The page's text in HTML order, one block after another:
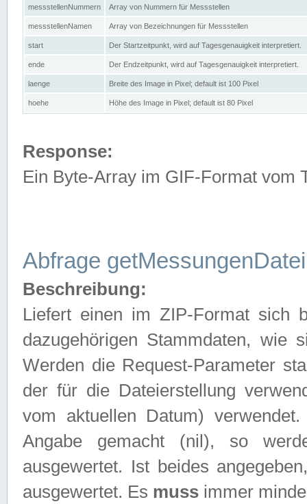
messstellenNummern Array von Nummern für Messstellen
messstellenNamen Array von Bezeichnungen für Messstellen
start Der Startzeitpunkt, wird auf Tagesgenauigkeit interpretiert.
ende Der Endzeitpunkt, wird auf Tagesgenauigkeit interpretiert.
laenge Breite des Image in Pixel; default ist 100 Pixel
hoehe Höhe des Image in Pixel; default ist 80 Pixel
Response:
Ein Byte-Array im GIF-Format vom
Abfrage getMessungenDatei
Beschreibung:
Liefert einen im ZIP-Format sich
dazugehörigen Stammdaten, wie
Werden die Request-Parameter
der für die Dateierstellung
vom aktuellen Datum)
Angabe gemacht (nil), so
ausgewertet. Ist beides
ausgewertet. Es muss immer